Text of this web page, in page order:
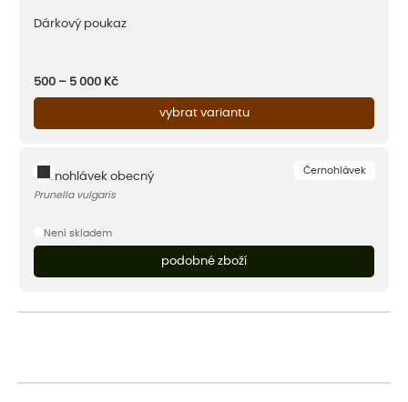
Dárkový poukaz
500 – 5 000 Kč
vybrat variantu
Černohlávek
Černohlávek obecný
Prunella vulgaris
Není skladem
podobné zboží